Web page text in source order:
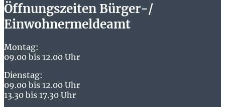
Öffnungszeiten Bürger-/
Einwohnermeldeamt
Montag:
09.00 bis 12.00 Uhr
Dienstag:
09.00 bis 12.00 Uhr
13.30 bis 17.30 Uhr